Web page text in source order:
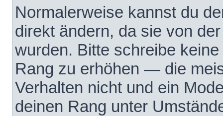
Normalerweise kannst du
direkt ändern, da sie von
wurden. Bitte schreibe
Rang zu erhöhen — die
Verhalten nicht und ein
deinen Rang unter